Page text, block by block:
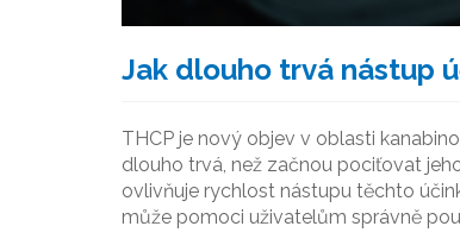
Jak dlouho trvá nástup
THCP je nový objev v oblasti
dlouho trvá, než začnou pociťovat
ovlivňuje rychlost nástupu těchto
může pomoci uživatelům správně